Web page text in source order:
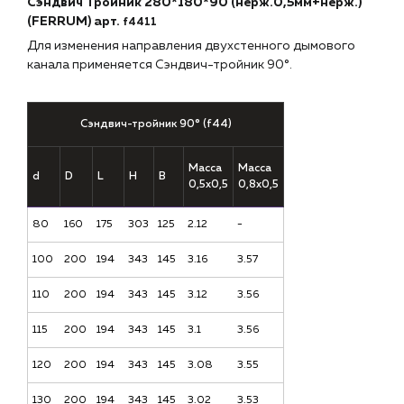
Сэндвич Тройник 280*180*90 (нерж.0,5мм+нерж.)
(FERRUM) арт. f4411
Для изменения направления двухстенного дымового
канала применяется Сэндвич-тройник 90°.
Сэндвич-тройник 90° (f44)
d D L H B
Масса
0,5х0,5
Масса
0,8х0,5
80 160 175 303 125 2.12 -
100 200 194 343 145 3.16 3.57
110 200 194 343 145 3.12 3.56
115 200 194 343 145 3.1 3.56
120 200 194 343 145 3.08 3.55
130 200 194 343 145 3.02 3.53